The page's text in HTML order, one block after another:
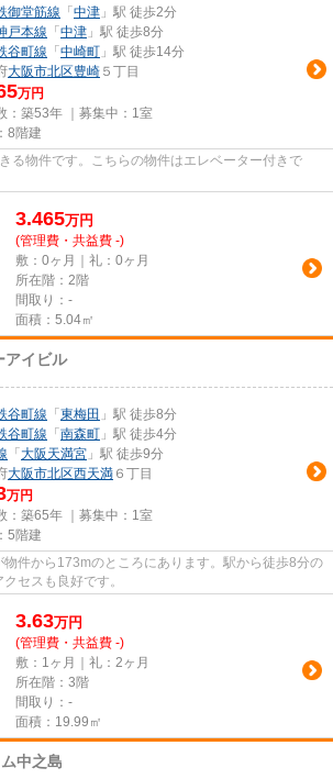
御堂筋線 「 中津 」駅 徒歩2分
戸本線 「 中津 」駅 徒歩8分
谷町線 「 中崎町 」駅 徒歩14分
大阪市北区豊崎 ５丁目
万円
：築53年 ｜募集中： 1室
8階建
る物件です。こちらの物件はエレベーター付きで
3.465万円
(管理費・共益費 -)
敷：0ヶ月｜礼：0ヶ月
所在階：2階
間取り：-
面積：5.04㎡
アイビル
谷町線 「 東梅田 」駅 徒歩8分
谷町線 「 南森町 」駅 徒歩4分
「 大阪天満宮 」駅 徒歩9分
大阪市北区西天満 ６丁目
万円
：築65年 ｜募集中： 1室
5階建
件から173mのところにあります。駅から徒歩8分の
セスも良好です。
3.63万円
(管理費・共益費 -)
敷：1ヶ月｜礼：2ヶ月
所在階：3階
間取り：-
面積：19.99㎡
中之島